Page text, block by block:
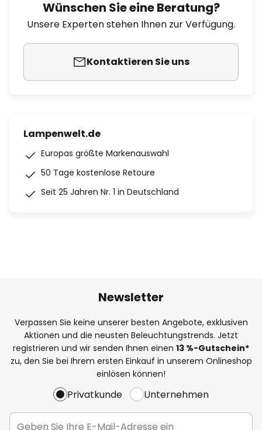
Wünschen Sie eine Beratung?
Unsere Experten stehen Ihnen zur Verfügung.
Kontaktieren Sie uns
Lampenwelt.de
Europas größte Markenauswahl
50 Tage kostenlose Retoure
Seit 25 Jahren Nr. 1 in Deutschland
Newsletter
Verpassen Sie keine unserer besten Angebote, exklusiven
Aktionen und die neusten Beleuchtungstrends. Jetzt
registrieren und wir senden Ihnen einen 13 %-Gutschein*
zu, den Sie bei Ihrem ersten Einkauf in unserem Onlineshop
einlösen können!
Privatkunde Unternehmen